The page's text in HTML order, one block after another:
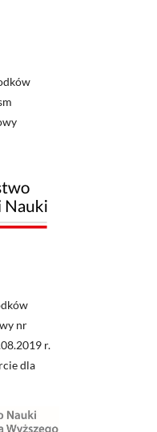
nr
r.
dla